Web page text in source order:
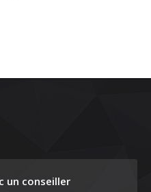
un conseiller